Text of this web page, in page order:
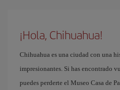
¡Hola, Chihuahua!
Chihuahua es una ciudad con una
impresionantes. Si has encontrado
puedes perderte el Museo Casa de